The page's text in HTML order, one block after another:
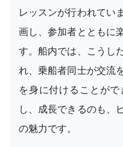
レッスンが行われてい
画し、参加者とともに
す。船内では、こうし
れ、乗船者同士が交流
を身に付けることが
し、成長できるのも、
の魅力です。